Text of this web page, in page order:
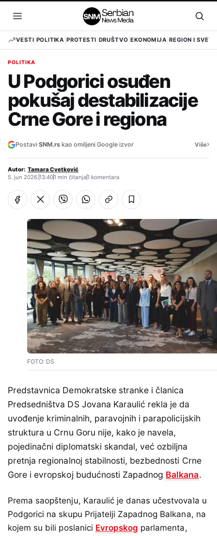
sadržaj
Otvori
meni
VESTI POLITIKA PROTESTI DRUŠTVO EKONOMIJA REGION I SVET
POLITIKA
U Podgorici osuđen
pokušaj destabilizacije
Crne Gore i regiona
Postavi SNM.rs kao omiljeni Google izvor Više›
Autor: Tamara Cvetković
5. jun 2026.13:401 min čitanja1 komentara
FOTO: DS
Predstavnica Demokratske stranke i članica
Predsedništva DS Jovana Karaulić rekla je da
uvođenje kriminalnih, paravojnih i parapolicijskih
struktura u Crnu Goru nije, kako je navela,
pojedinačni diplomatski skandal, već ozbiljna
pretnja regionalnoj stabilnosti, bezbednosti Crne
Gore i evropskoj budućnosti Zapadnog Balkana.
Prema saopštenju, Karaulić je danas učestvovala u
Podgorici na skupu Prijatelji Zapadnog Balkana, na
kojem su bili poslanici Evropskog parlamenta,